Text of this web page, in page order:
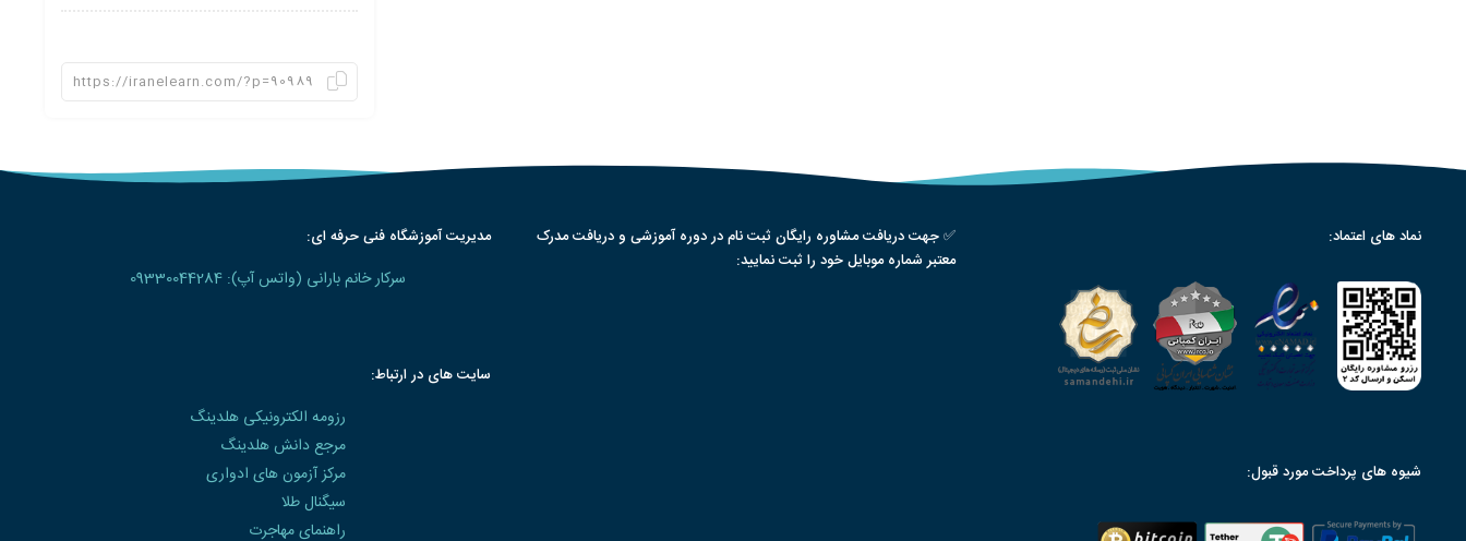
نماد های اعتماد:
شیوه های پرداخت مورد قبول:
✅ جهت دریافت مشاوره رایگان ثبت نام در دوره آموزشی و دریافت مدرک
معتبر شماره موبایل خود را ثبت نمایید:
مدیریت آموزشگاه فنی حرفه ای:
سرکار خانم بارانی (واتس آپ): 09330044284
سایت های در ارتباط:
رزومه الکترونیکی هلدینگ
مرجع دانش هلدینگ
مرکز آزمون های ادواری
سیگنال طلا
راهنمای مهاجرت